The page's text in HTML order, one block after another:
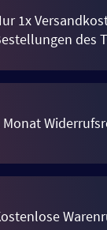
1x
des
Monat